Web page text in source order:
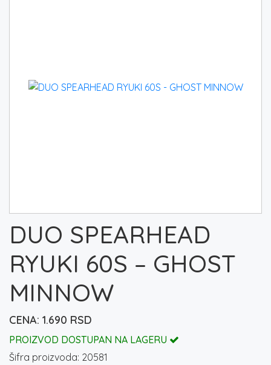
DUO SPEARHEAD
RYUKI 60S – GHOST
MINNOW
1.690 RSD
PROIZVOD DOSTUPAN NA LAGERU
Šifra proizvoda: 20581